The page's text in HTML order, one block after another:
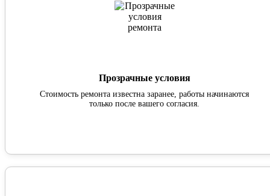
Прозрачные условия
Стоимость ремонта известна заранее, работы начинаются
только после вашего согласия.